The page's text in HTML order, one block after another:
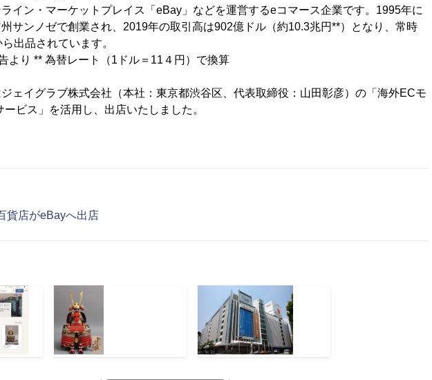
イン・マーケットプレイス「eBay」などを運営するeコマース企業です。1995年に
サンノゼで創業され、2019年の取引高は902億ドル（約10.3兆円**）となり、常時
出品されています。
より ** 為替レート（1ドル＝11４円）で換算
ェイグラブ株式会社（本社：東京都渋谷区、代表取締役：山田彰彦）の「海外ECモ
ビス」を活用し、出店いたしました。
貨店がeBayへ出店